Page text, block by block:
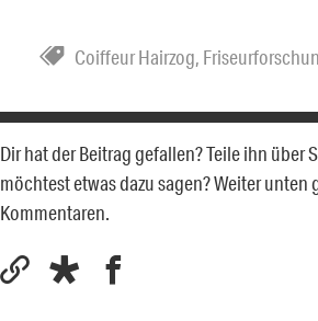
Coiffeur Hairzog,
Dir hat der Beitrag gefallen? Teile ihn über
möchtest etwas dazu sagen? Weiter unten
Kommentaren.